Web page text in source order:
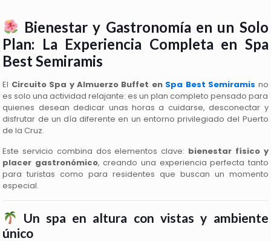
Bienestar y Gastronomía en un Solo
Plan: La Experiencia Completa en Spa
Best Semiramis
El Circuito Spa y Almuerzo Buffet en Spa Best Semiramis no
es solo una actividad relajante: es un plan completo pensado para
quienes desean dedicar unas horas a cuidarse, desconectar y
disfrutar de un día diferente en un entorno privilegiado del Puerto
de la Cruz.
Este servicio combina dos elementos clave: bienestar físico y
placer gastronómico, creando una experiencia perfecta tanto
para turistas como para residentes que buscan un momento
especial.
Un spa en altura con vistas y ambiente
único